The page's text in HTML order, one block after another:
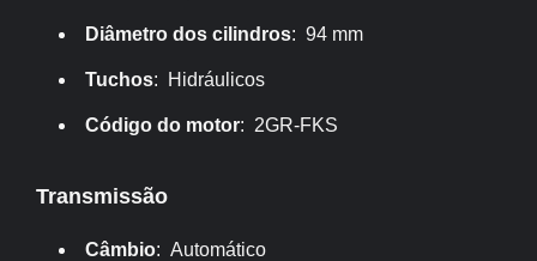
Diâmetro dos cilindros: 94 mm
Tuchos: Hidráulicos
Código do motor: 2GR-FKS
Transmissão
Câmbio: Automático